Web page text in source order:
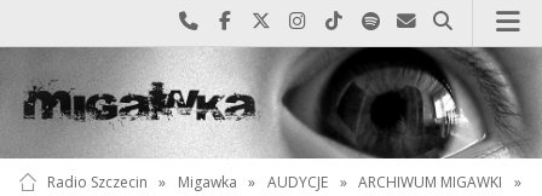
Najlepiej po prostu do nas zadzwoń
Odwiedź nas na Facebook-u
Odwiedź nas na X
Odwiedź nas na Instagram-ie
Odwiedź nas na TikTok-u
Szukaj nas na Spotify
Wyślij do nas
Szukaj
Radio Szczecin » Migawka » AUDYCJE » ARCHIWUM MIGAWKI
»